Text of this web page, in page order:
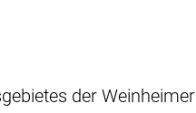
der Weinheimer